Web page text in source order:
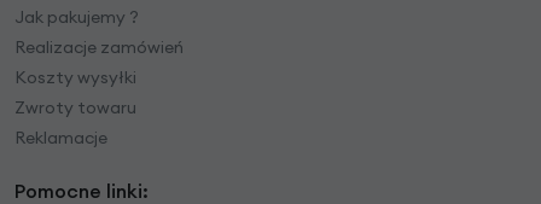
Jak pakujemy ?
Realizacje zamówień
Koszty wysyłki
Zwroty towaru
Reklamacje
Pomocne linki: